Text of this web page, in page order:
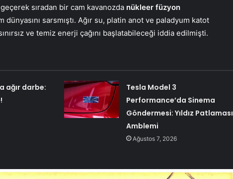
geçerek sıradan bir cam kavanozda nükleer füzyon
sarsmıştı. Ağır su, platin anot ve paladyum katot
ve temiz enerji çağını başlatabileceği iddia edilmişti.
ağır darbe:
Tesla Model 3
Performance’da Sinema
Göndermesi: Yıldız Patlaması
Amblemi
Ağustos 7, 2026